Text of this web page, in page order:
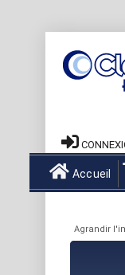
Accueil
Agrandir